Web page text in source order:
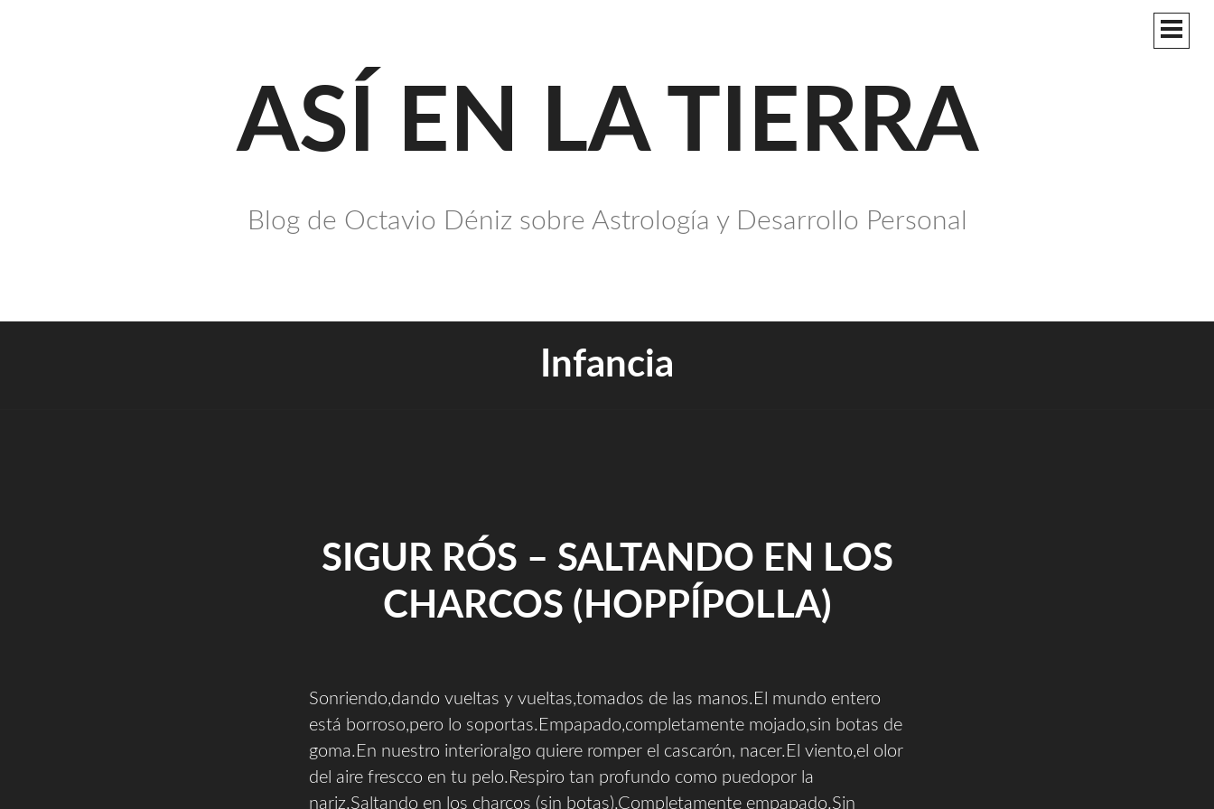
ASÍ EN LA TIERRA
Blog de Octavio Déniz sobre Astrología y Desarrollo Personal
Infancia
SIGUR RÓS – SALTANDO EN LOS
CHARCOS (HOPPÍPOLLA)
Sonriendo,dando vueltas y vueltas,tomados de las manos.El mundo entero
está borroso,pero lo soportas.Empapado,completamente mojado,sin botas de
goma.En nuestro interioralgo quiere romper el cascarón, nacer.El viento,el olor
del aire frescco en tu pelo.Respiro tan profundo como puedopor la
nariz.Saltando en los charcos (sin botas).Completamente empapado.Sin